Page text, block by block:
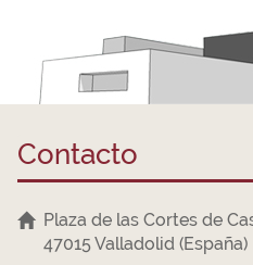
Contacto
Plaza de las Cortes de
47015 Valladolid (España)